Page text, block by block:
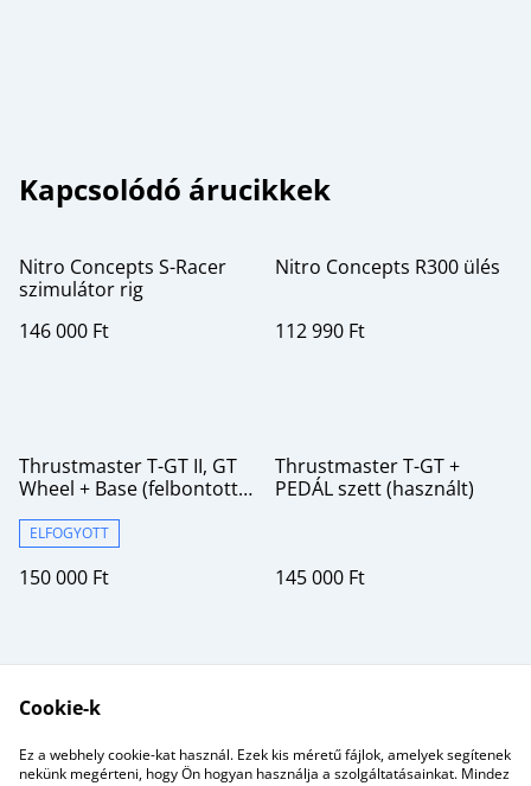
Kapcsolódó árucikkek
Nitro Concepts S-Racer
szimulátor rig
146 000 Ft
Nitro Concepts R300 ülés
112 990 Ft
Thrustmaster T-GT II, GT
Wheel + Base (felbontott,
ELFOGYOTT
150 000 Ft
Thrustmaster T-GT +
PEDÁL szett (használt)
145 000 Ft
Cookie-k
Ez a webhely cookie-kat használ. Ezek kis méretű fájlok, amelyek segítenek
nekünk megérteni, hogy Ön hogyan használja a szolgáltatásainkat. Mindez